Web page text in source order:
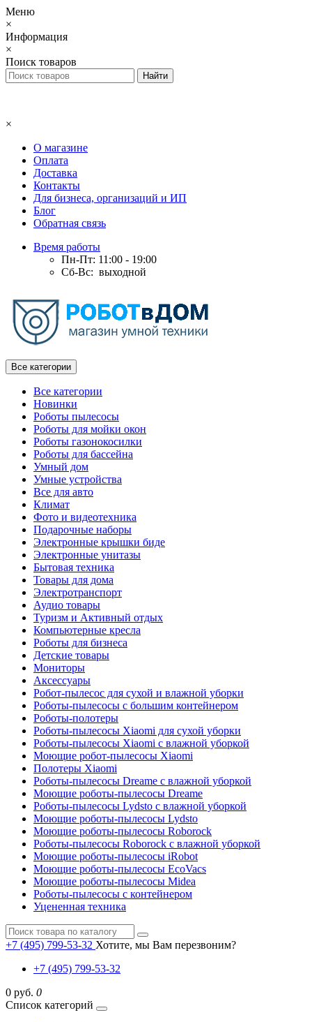
Меню
×
Информация
×
Поиск товаров
×
О магазине
Оплата
Доставка
Контакты
Для бизнеса, организаций и ИП
Блог
Обратная связь
Время работы
Пн-Пт: 11:00 - 19:00
Сб-Вс: выходной
Все категории
Все категории
Новинки
Роботы пылесосы
Роботы для мойки окон
Роботы газонокосилки
Роботы для бассейна
Умный дом
Умные устройства
Все для авто
Климат
Фото и видеотехника
Подарочные наборы
Электронные крышки биде
Электронные унитазы
Бытовая техника
Товары для дома
Электротранспорт
Аудио товары
Туризм и Активный отдых
Компьютерные кресла
Роботы для бизнеса
Детские товары
Мониторы
Аксессуары
Робот-пылесос для сухой и влажной уборки
Роботы-пылесосы с большим контейнером
Роботы-полотеры
Роботы-пылесосы Xiaomi для сухой уборки
Роботы-пылесосы Xiaomi с влажной уборкой
Моющие робот-пылесосы Xiaomi
Полотеры Xiaomi
Роботы-пылесосы Dreame с влажной уборкой
Моющие роботы-пылесосы Dreame
Роботы-пылесосы Lydsto с влажной уборкой
Моющие роботы-пылесосы Lydsto
Моющие роботы-пылесосы Roborock
Роботы-пылесосы Roborock с влажной уборкой
Моющие роботы-пылесосы iRobot
Моющие роботы-пылесосы EcoVacs
Моющие роботы-пылесосы Midea
Роботы-пылесосы с контейнером
Уцененная техника
+7 (495) 799-53-32 Хотите, мы Вам перезвоним?
+7 (495) 799-53-32
0 руб. 0
Список категорий